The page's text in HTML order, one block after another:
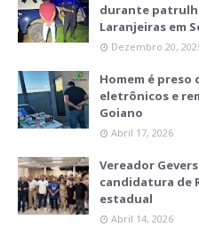
durante
Laranjeiras em
Dezembro 20,
Homem é preso
eletrônicos e
Goiano
Abril 17, 2026
Vereador
candidatura de
estadual
Abril 14, 2026